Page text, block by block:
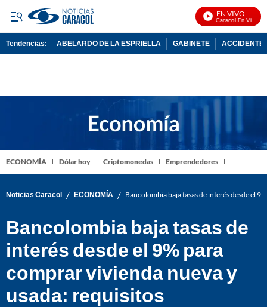
EN VIVO
Noticias Caracol En Vivo
Tendencias: ABELARDO DE LA ESPRIELLA GABINETE ACCIDENTE
ECONOMÍA Dólar hoy Criptomonedas Emprendedores
Noticias Caracol / ECONOMÍA / Bancolombia baja tasas de interés desde el
Bancolombia baja tasas de
interés desde el 9% para
comprar vivienda nueva y
usada: requisitos